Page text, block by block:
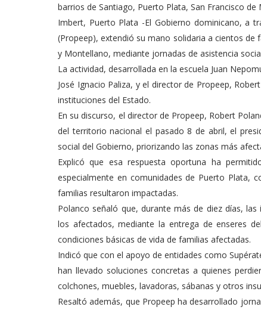
barrios de Santiago, Puerto Plata, San Francisco
Imbert, Puerto Plata -El Gobierno dominicano, a
(Propeep), extendió su mano solidaria a cientos
y Montellano, mediante jornadas de asistencia
La actividad, desarrollada en la escuela Juan
José Ignacio Paliza, y el director de Propeep,
instituciones del Estado.
En su discurso, el director de Propeep, Robert
del territorio nacional el pasado 8 de abril, el
social del Gobierno, priorizando las zonas más
Explicó que esa respuesta oportuna ha
especialmente en comunidades de Puerto Plata,
familias resultaron impactadas.
Polanco señaló que, durante más de diez días,
los afectados, mediante la entrega de enseres
condiciones básicas de vida de familias afectadas.
Indicó que con el apoyo de entidades como
han llevado soluciones concretas a quienes
colchones, muebles, lavadoras, sábanas y otros
Resaltó además, que Propeep ha desarrollado